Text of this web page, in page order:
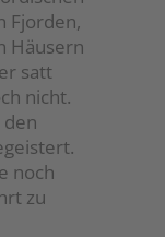
Fjorden,
Häusern
satt
nicht.
noch
zu